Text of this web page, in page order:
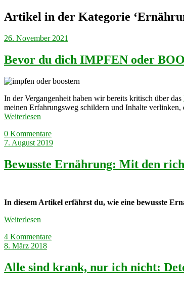
Artikel in der Kategorie ‘
26. November 2021
Bevor du dich IMPFEN oder
In der Vergangenheit haben wir bereits kritisch über das
meinen Erfahrungsweg schildern und Inhalte
Weiterlesen
0 Kommentare
7. August 2019
Bewusste Ernährung: Mit den
In diesem Artikel erfährst du, wie eine bewusste
Weiterlesen
4 Kommentare
8. März 2018
Alle sind krank, nur ich nicht: